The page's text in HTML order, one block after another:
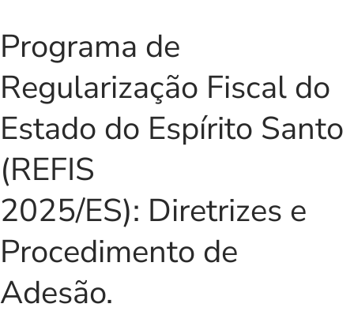
Programa de
Regularização Fiscal do
Estado do Espírito Santo
(REFIS
2025/ES): Diretrizes e
Procedimento de
Adesão.